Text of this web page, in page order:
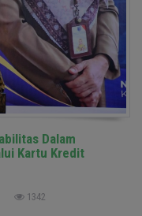
Dalam
Kartu Kredit
1342